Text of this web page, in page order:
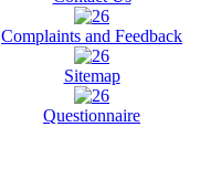
Complaints and Feedback
Sitemap
Questionnaire